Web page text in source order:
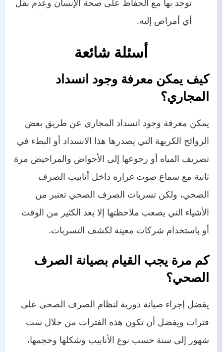
توجد بها مع الحفاظ على صحة الإنسان وعدم نقل
أي أمراض إليه.
أسئلة شائعة
كيف يمكن معرفة وجود انسداد
المجاري؟
يمكن معرفة وجود انسداد المجاري عن طريق بعض
الروائح الكريهة التي يصدرها هذا الانسداد أو البطء في
تصريف المياه أو رجوعها إلى الأحواض والمراحيض مرة
ثانية مع سماع صوت غراره داخل أنابيب الصرف
الصحي، ولكن تسربات الصرف الصحي تعتبر من
الأشياء التي يصعب ملاحظتها إلا بعد الكثير من الوقت
أو باستخدام شركات معينة لكشف التسربات.
كم مرة يجب القيام بصيانة الصرف
الصحي؟
يفضل إجراء صيانة دورية لنظام الصرف الصحي على
فترات ويفضل أن تكون هذه الفترات من خلال ست
شهور إلى سنة حسب نوع الأنابيب وشكلها وحجمها،